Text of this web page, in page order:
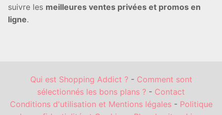
suivre les meilleures ventes privées et promos en
ligne.
Qui est Shopping Addict ?- Comment sont
sélectionnés les bons plans ? - Contact
Conditions d'utilisation et Mentions légales- Politique